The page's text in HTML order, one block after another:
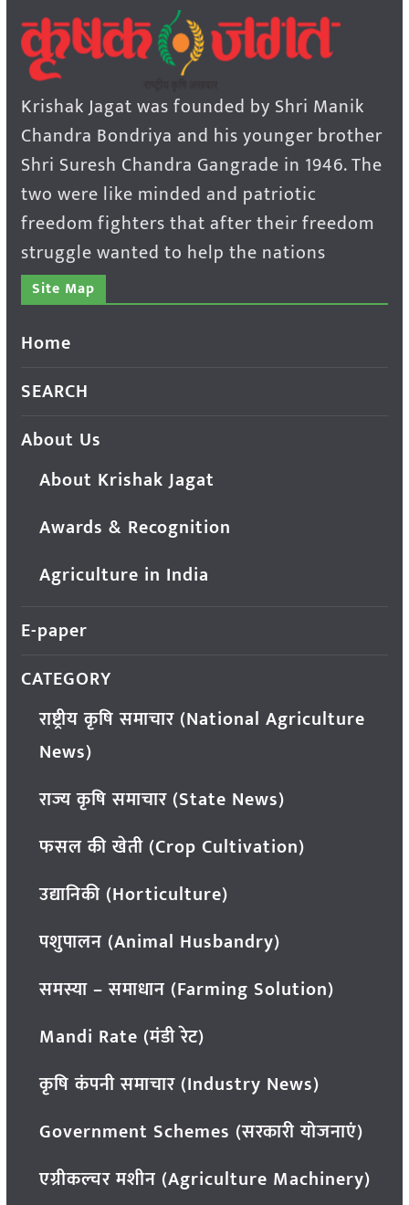
Krishak Jagat was founded by Shri Manik
Chandra Bondriya and his younger brother
Shri Suresh Chandra Gangrade in 1946. The
two were like minded and patriotic
freedom fighters that after their freedom
struggle wanted to help the nations
Site Map
Home
SEARCH
About Us
About Krishak Jagat
Awards & Recognition
Agriculture in India
E-paper
CATEGORY
राष्ट्रीय कृषि समाचार (National Agriculture
News)
राज्य कृषि समाचार (State News)
फसल की खेती (Crop Cultivation)
उद्यानिकी (Horticulture)
पशुपालन (Animal Husbandry)
समस्या – समाधान (Farming Solution)
Mandi Rate (मंडी रेट)
कृषि कंपनी समाचार (Industry News)
Government Schemes (सरकारी योजनाएं)
एग्रीकल्चर मशीन (Agriculture Machinery)